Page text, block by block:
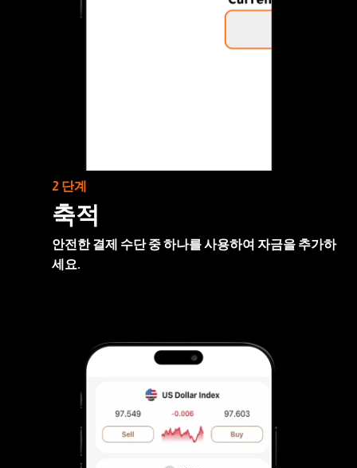
2 단계
축적
안전한 결제 수단 중 하나를 사용하여 자금을 추가하
세요.